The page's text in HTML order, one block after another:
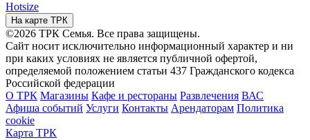
Hotsize
На карте ТРК
©2026 ТРК Семья. Все права защищены.
Сайт носит исключительно информационный характер и ни
при каких условиях не является публичной офертой,
определяемой положением статьи 437 Гражданского кодекса
Российской федерации
О ТРК Магазины Кафе и рестораны Развлечения ВАС
Афиша событий Услуги Контакты Арендаторам Политика
cookie
Карта ТРК